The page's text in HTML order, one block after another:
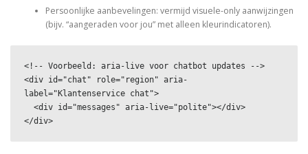
Persoonlijke aanbevelingen: vermijd visuele-only aanwijzingen
(bijv. “aangeraden voor jou” met alleen kleurindicatoren).
<!-- Voorbeeld: aria-live voor chatbot updates -->
<div id="chat" role="region" aria-
label="Klantenservice chat">
</div>